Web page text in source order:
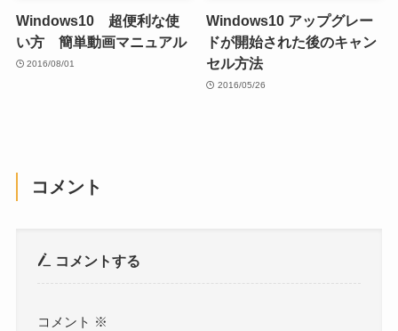
Windows10 超便利な使
い方 簡単動画マニュアル
2016/08/01
Windows10 アップグレー
ドが開始された後のキャン
セル方法
2016/05/26
コメント
コメントする
コメント ※